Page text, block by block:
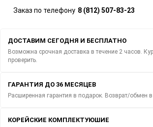
Заказ по телефону 8 (812) 507-83-23
ДОСТАВИМ СЕГОДНЯ И БЕСПЛАТНО
Возможна срочная доставка в течение 2 часов.
проверить.
ГАРАНТИЯ ДО 36 МЕСЯЦЕВ
Расширенная гарантия в подарок. Возврат/обмен
КОРЕЙСКИЕ КОМПЛЕКТУЮШИЕ